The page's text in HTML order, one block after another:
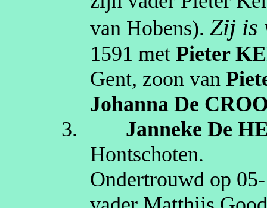
van Hobens).Zij is
1591 metPieter
Gent, zoon van
Johanna De
3.
Janneke De
Hontschoten.
Ondertrouwd op